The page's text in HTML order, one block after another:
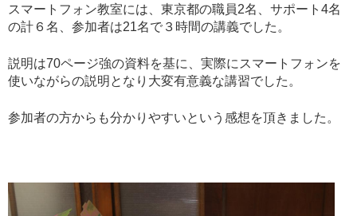
スマートフォン教室には、東京都の職員2名、サポート4名
の計６名、参加者は21名で３時間の講義でした。
説明は70ページ強の資料を基に、実際にスマートフォンを
使いながらの説明となり大変有意義な講習でした。
参加者の方からも分かりやすいという感想を頂きました。